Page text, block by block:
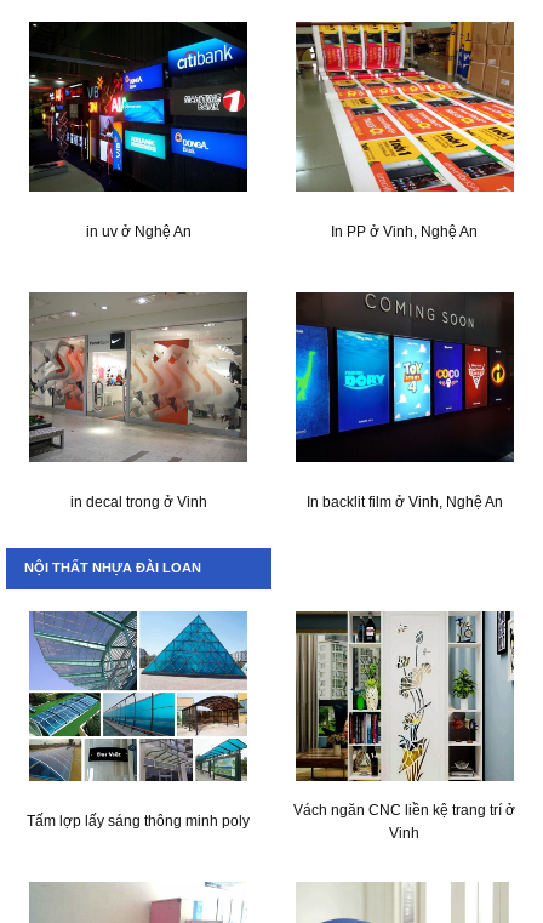
in uv ở Nghệ An In PP ở Vinh, Nghệ An
in decal trong ở Vinh In backlit film ở Vinh, Nghệ An
NỘI THẤT NHỰA ĐÀI LOAN
Tấm lợp lấy sáng thông minh poly
Vách ngăn CNC liền kệ trang trí ở
Vinh